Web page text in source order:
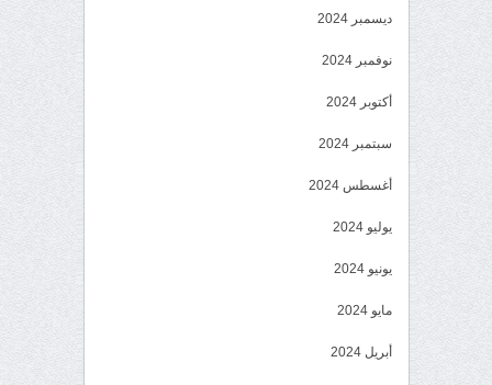
ديسمبر 2024
نوفمبر 2024
أكتوبر 2024
سبتمبر 2024
أغسطس 2024
يوليو 2024
يونيو 2024
مايو 2024
أبريل 2024